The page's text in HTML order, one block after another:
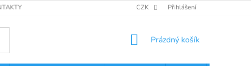
PODMÍNKY OCHRANY OSOBNÍCH
CZK Přihlášení
NÁKUPNÍ
Prázdný košík